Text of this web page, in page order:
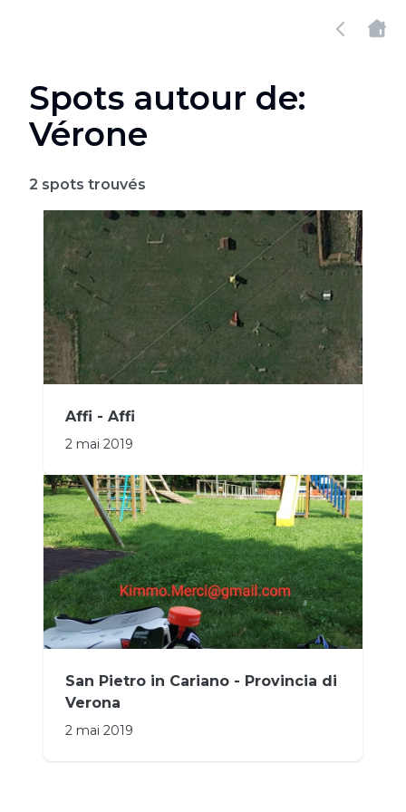
Spots autour de:
Vérone
2 spots trouvés
Affi - Affi
2 mai 2019
San Pietro in Cariano - Provincia di
Verona
2 mai 2019